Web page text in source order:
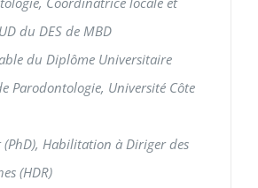
du DES de MBD
du Diplôme Universitaire
Parodontologie, Université Côte
Habilitation à Diriger des
(HDR)